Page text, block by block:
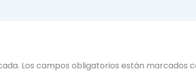
Los campos obligatorios están marcados